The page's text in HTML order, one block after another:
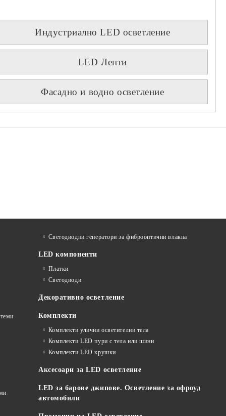
Индустриално LED осветление
LED Ленти
Фасадно и водно осветление
Светодиодни генератори за фиброоптични влакна
LED компоненти
Платки
Светодиоди
Декоративно осветление
Комплекти
Комплекти улични осветителни тела
Комплекти LED пури с тела или шини
Комплекти LED крушки
Аксесоари за LED осветление
LED за барове джипове. Осветление за офроуд
автомобили